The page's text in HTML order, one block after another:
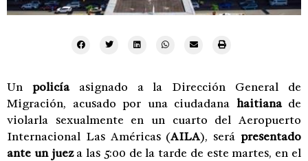
Un policía asignado a la Dirección General de
Migración, acusado por una ciudadana haitianade
violarla sexualmente en un cuarto del Aeropuerto
Internacional Las Américas (AILA), serápresentado
ante un jueza las 5:00 de la tarde de este martes, en el